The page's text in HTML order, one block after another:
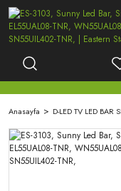
Anasayfa D-LED TV LED BAR